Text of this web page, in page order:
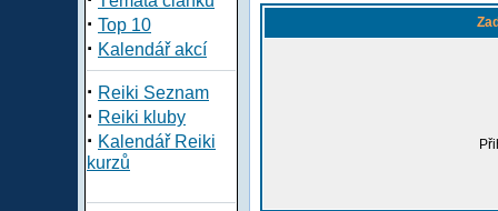
· Top 10
· Kalendář akcí
· Reiki Seznam
· Reiki kluby
· Kalendář Reiki
kurzů